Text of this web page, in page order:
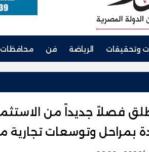
وتحقيقات الرياضة فن محافظات
فصلاً جديداً من
بمراحل وتوسعات تجارية